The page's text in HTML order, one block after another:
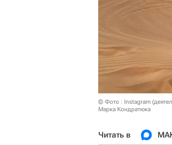
© Фото : Instagram
Марка Кондратюка
Читать в